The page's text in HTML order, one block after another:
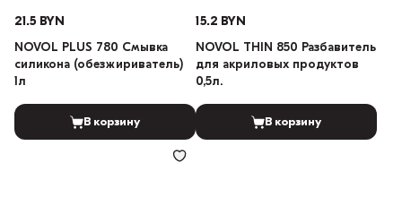
21.5 BYN
NOVOL PLUS 780 Смывка
силикона (обезжириватель)
1л
В корзину
15.2 BYN
NOVOL THIN 850 Разбавитель
для акриловых продуктов
0,5л.
В корзину